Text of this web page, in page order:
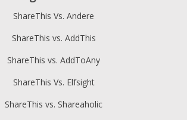
ShareThis Vs. Andere
ShareThis vs. AddThis
ShareThis vs. AddToAny
ShareThis Vs. Elfsight
ShareThis vs. Shareaholic